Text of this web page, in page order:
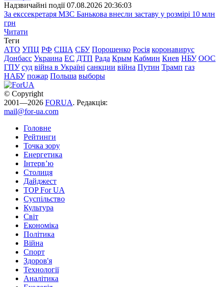
Надзвичайні події 07.08.2026 20:36:03
За екссекретаря МЗС Банькова внесли заставу у розмірі 10 млн
грн
Читати
Теги
АТО УПЦ РФ США СБУ Порошенко Росія коронавирус
Донбасс Украина ЕС ДТП Рада Крым Кабмин Киев НБУ ООС
ГПУ суд війна в Україні санкции війна Путин Трамп газ
НАБУ пожар Польша выборы
© Copyright
2001—2026 FORUA. Редакція:
mail@for-ua.com
Головне
Рейтинги
Точка зору
Енергетика
Інтерв’ю
Столиця
Дайджест
TOP For UA
Суспiльство
Культура
Світ
Економіка
Політика
Війна
Спорт
Здоров'я
Технології
Аналітика